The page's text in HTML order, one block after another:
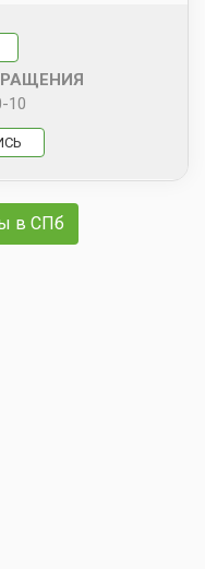
10
в СПб